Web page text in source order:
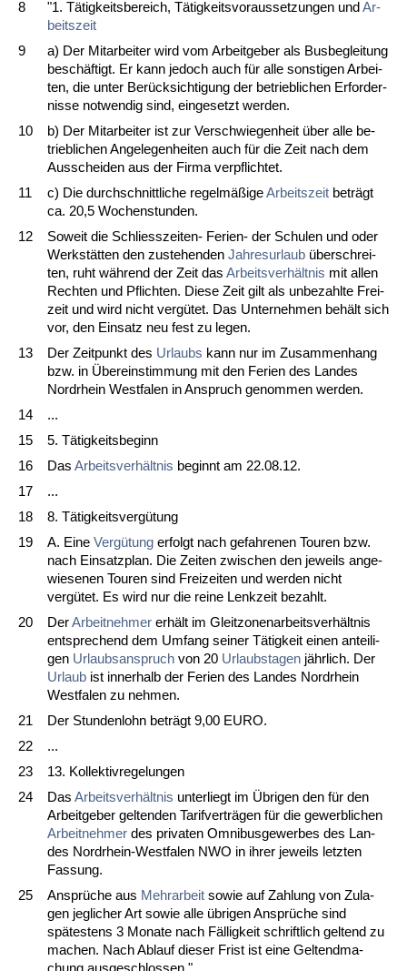
8
"1. Tätig­keits­be­reich, Tätig­keits­vor­aus­set­zun­gen undAr­
beits­zeit
9
a) Der Mit­ar­bei­ter wird vom Ar­beit­ge­ber als Bus­be­glei­tung
beschäftigt. Er kann je­doch auch für al­le sons­ti­gen Ar­bei­
ten, die un­ter Berück­sich­ti­gung der be­trieb­li­chen Er­for­der­
nis­se not­wen­dig sind, ein­ge­setzt wer­den.
10
b) Der Mit­ar­bei­ter ist zur Ver­schwie­gen­heit über al­le be­
trieb­li­chen An­ge­le­gen­hei­ten auch für die Zeit nach dem
Aus­schei­den aus der Fir­ma ver­pflich­tet.
11
c) Die durch­schnitt­li­che re­gelmäßigeAr­beits­zeit beträgt
ca. 20,5 Wo­chen­stun­den.
12
So­weit die Schliess­zei­ten- Fe­ri­en- der Schu­len und oder
Werkstätten den zu­ste­hen­den Jah­res­ur­laub über­schrei­
ten, ruht während der Zeit das Ar­beits­verhält­nis mit al­len
Rech­ten und Pflich­ten. Die­se Zeit gilt als un­be­zahl­te Frei­
zeit und wird nicht vergütet. Das Un­ter­neh­men behält sich
vor, den Ein­satz neu fest zu le­gen.
13
Der Zeit­punkt des Ur­laubs kann nur im Zu­sam­men­hang
bzw. in Übe­rein­stim­mung mit den Fe­ri­en des Lan­des
Nord­rhein West­fa­len in An­spruch ge­nom­men wer­den.
14
...
15
5. Tätig­keits­be­ginn
16
Das Ar­beits­verhält­nis be­ginnt am 22.08.12.
17
...
18
8. Tätig­keits­vergütung
19
A. Ei­ne Vergütung er­folgt nach ge­fah­re­nen Tou­ren bzw.
nach Ein­satz­plan. Die Zei­ten zwi­schen den je­weils an­ge­
wie­se­nen Tou­ren sind Frei­zei­ten und wer­den nicht
vergütet. Es wird nur die rei­ne Lenk­zeit be­zahlt.
20
DerAr­beit­neh­mer erhält im Gleit­zo­nen­ar­beits­verhält­nis
ent­spre­chend dem Um­fang sei­ner Tätig­keit ei­nen an­tei­li­
gen Ur­laubs­an­spruch von 20 Ur­laubs­ta­gen jähr­lich. Der
Ur­laub ist in­ner­halb der Fe­ri­en des Lan­des Nord­rhein
West­fa­len zu neh­men.
21
Der St­un­den­lohn beträgt 9,00 EU­RO.
22
...
23
13. Kol­lek­tiv­re­ge­lun­gen
24
Das Ar­beits­verhält­nis un­ter­liegt im Übri­gen den für den
Ar­beit­ge­ber gel­ten­den Ta­rif­verträgen für die ge­werb­li­chen
Ar­beit­neh­mer des pri­va­ten Om­ni­bus­ge­wer­bes des Lan­
des Nord­rhein-West­fa­len NWO in ih­rer je­weils letz­ten
Fas­sung.
25
Ansprüche aus Mehr­ar­beit so­wie auf Zah­lung von Zu­la­
gen jeg­li­cher Art so­wie al­le übri­gen Ansprüche sind
spätes­tens 3 Mo­na­te nach Fällig­keit schrift­lich gel­tend zu
ma­chen. Nach Ab­lauf die­ser Frist ist ei­ne Gel­tend­ma­